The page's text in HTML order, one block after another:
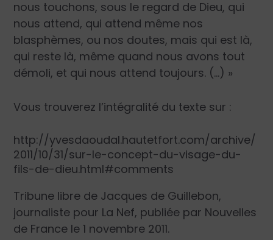
nous touchons, sous le regard de Dieu, qui
nous attend, qui attend même nos
blasphèmes, ou nos doutes, mais qui est là,
qui reste là, même quand nous avons tout
démoli, et qui nous attend toujours. (…) »
Vous trouverez l’intégralité du texte sur :
http://yvesdaoudal.hautetfort.com/archive/
2011/10/31/sur-le-concept-du-visage-du-
fils-de-dieu.html#comments
Tribune libre de Jacques de Guillebon,
journaliste pour La Nef, publiée par Nouvelles
de France le 1 novembre 2011.